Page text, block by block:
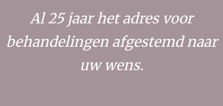
Al 25 jaar het adres voor
behandelingen afgestemd naar
uw wens.